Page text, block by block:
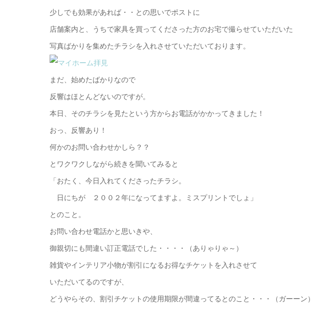
少しでも効果があれば・・との思いでポストに
店舗案内と、うちで家具を買ってくださった方のお宅で撮らせていただいた
写真ばかりを集めたチラシを入れさせていただいております。
まだ、始めたばかりなので
反響はほとんどないのですが。
本日、そのチラシを見たという方からお電話がかかってきました！
おっ、反響あり！
何かのお問い合わせかしら？？
とワクワクしながら続きを聞いてみると
「おたく、今日入れてくださったチラシ。
日にちが ２００２年になってますよ。ミスプリントでしょ」
とのこと。
お問い合わせ電話かと思いきや、
御親切にも間違い訂正電話でした・・・・（ありゃりゃ～）
雑貨やインテリア小物が割引になるお得なチケットを入れさせて
いただいてるのですが、
どうやらその、割引チケットの使用期限が間違ってるとのこと・・・（ガーーン）